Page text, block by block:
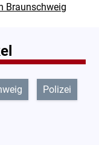
Braunschweig
Polizei